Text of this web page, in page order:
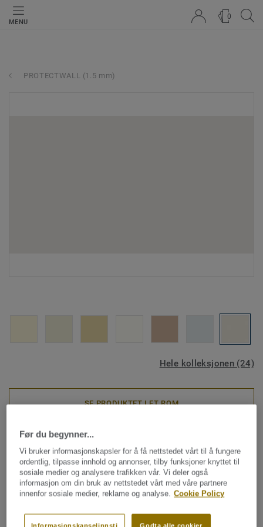
MENU
0
PROTECTWALL (1.5 mm)
Hele kolleksjonen (24)
SE PRODUKTET I ET ROM
Veggbelegg
PROTECTWALL (1.5 mm) -
Uni WHITE GREY
designet for korridorer og pasientrom i svært krevende
Før du begynner...
Vi bruker informasjonskapsler for å få nettstedet vårt til å fungere
ordentlig, tilpasse innhold og annonser, tilby funksjoner knyttet til
sosiale medier og analysere trafikken vår. Vi deler også
informasjon om din bruk av nettstedet vårt med våre partnere
innenfor sosiale medier, reklame og analyse. Cookie Policy
Godta alle cookier
Informasjonskapselinnsti